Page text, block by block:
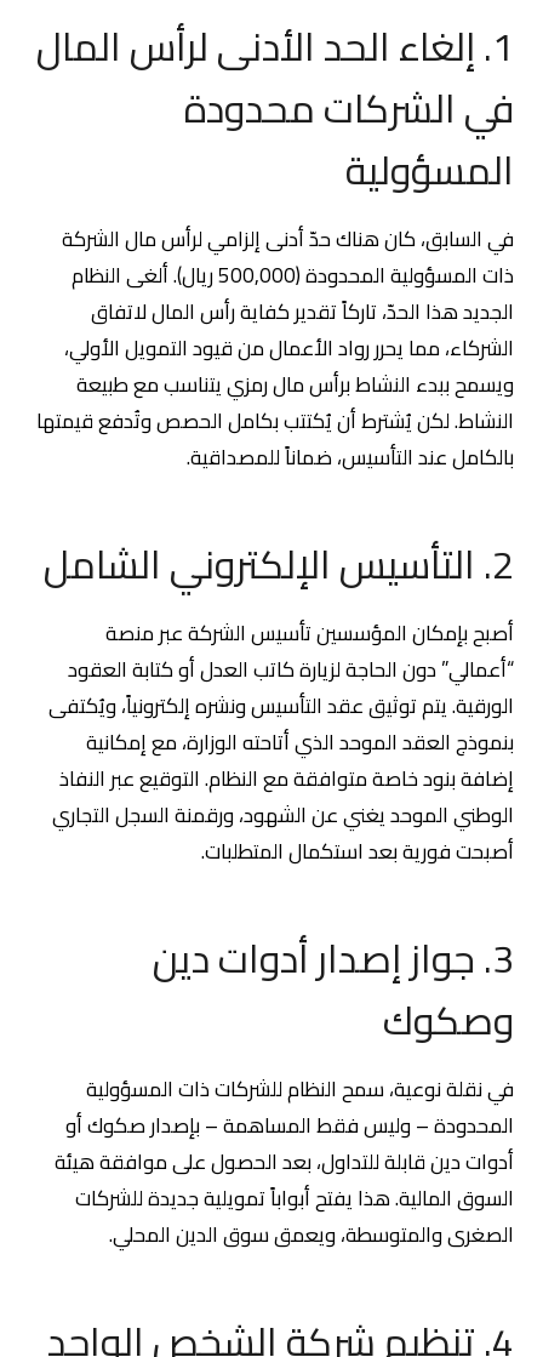
1. إلغاء الحد الأدنى لرأس المال
في الشركات محدودة
المسؤولية
في السابق، كان هناك حدّ أدنى إلزامي لرأس مال الشركة
ذات المسؤولية المحدودة (500,000 ريال). ألغى النظام
الجديد هذا الحدّ، تاركاً تقدير كفاية رأس المال لاتفاق
الشركاء، مما يحرر رواد الأعمال من قيود التمويل الأولي،
ويسمح ببدء النشاط برأس مال رمزي يتناسب مع طبيعة
النشاط. لكن يُشترط أن يُكتتب بكامل الحصص وتُدفع قيمتها
بالكامل عند التأسيس، ضماناً للمصداقية.
2. التأسيس الإلكتروني الشامل
أصبح بإمكان المؤسسين تأسيس الشركة عبر منصة
“أعمالي” دون الحاجة لزيارة كاتب العدل أو كتابة العقود
الورقية. يتم توثيق عقد التأسيس ونشره إلكترونياً، ويُكتفى
بنموذج العقد الموحد الذي أتاحته الوزارة، مع إمكانية
إضافة بنود خاصة متوافقة مع النظام. التوقيع عبر النفاذ
الوطني الموحد يغني عن الشهود، ورقمنة السجل التجاري
أصبحت فورية بعد استكمال المتطلبات.
3. جواز إصدار أدوات دين
وصكوك
في نقلة نوعية، سمح النظام للشركات ذات المسؤولية
المحدودة – وليس فقط المساهمة – بإصدار صكوك أو
أدوات دين قابلة للتداول، بعد الحصول على موافقة هيئة
السوق المالية. هذا يفتح أبواباً تمويلية جديدة للشركات
الصغرى والمتوسطة، ويعمق سوق الدين المحلي.
4. تنظيم شركة الشخص الواحد